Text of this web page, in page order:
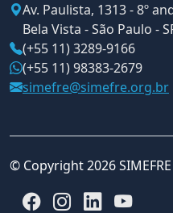
Av. Paulista, 1313 - 8º
Bela Vista - São Paulo -
(+55 11) 3289-9166
(+55 11) 98383-2679
simefre@simefre.org.br
© Copyright 2026 SIMEFRE